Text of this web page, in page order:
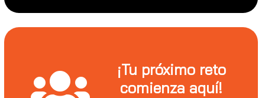
¡Tu próximo reto
comienza aquí!